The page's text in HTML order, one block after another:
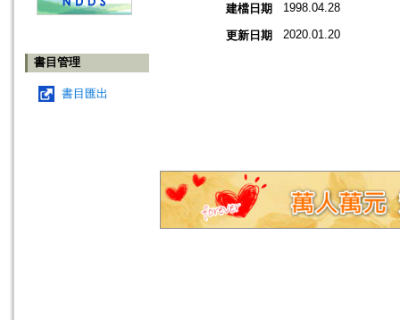
書目管理
書目匯出
建檔日期 1998.04.28
更新日期 2020.01.20